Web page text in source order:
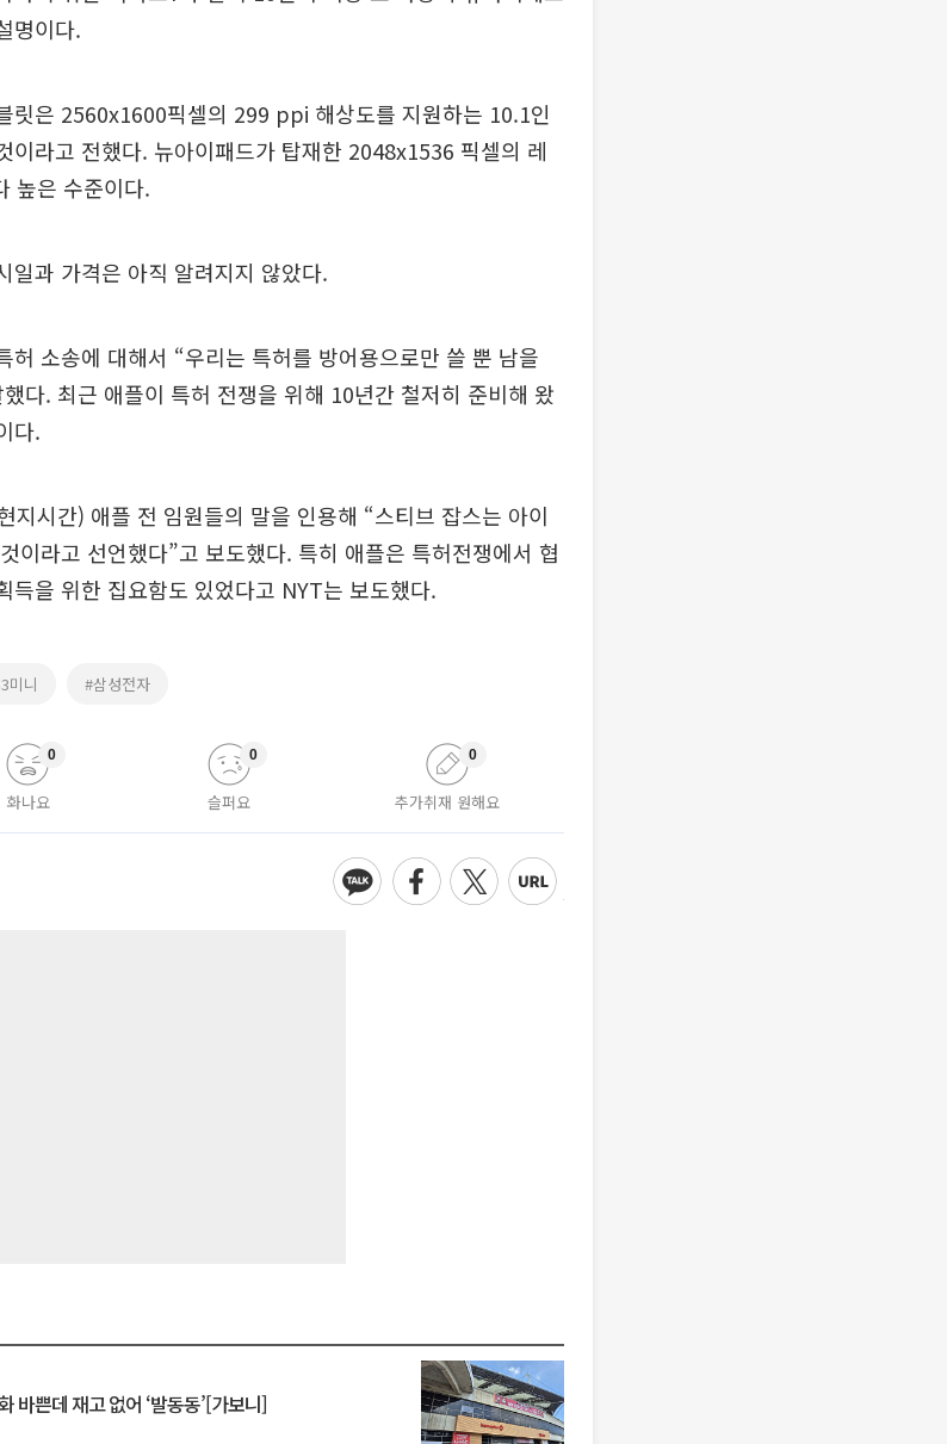
명이다.
릿은 2560x1600픽셀의 299 ppi 해상도를 지원하는 10.1인
이라고 전했다. 뉴아이패드가 탑재한 2048x1536 픽셀의 레
높은 수준이다.
일과 가격은 아직 알려지지 않았다.
허 소송에 대해서 “우리는 특허를 방어용으로만 쓸 뿐 남을
다. 최근 애플이 특허 전쟁을 위해 10년간 철저히 준비해 왔
다.
지시간) 애플 전 임원들의 말을 인용해 “스티브 잡스는 아이
이라고 선언했다”고 보도했다. 특히 애플은 특허전쟁에서 협
득을 위한 집요함도 있었다고 NYT는 보도했다.
미니 #삼성전자
화나요
0
슬퍼요
0
추가취재 원해요
0
바쁜데 재고 없어 ‘발동동’[가보니]